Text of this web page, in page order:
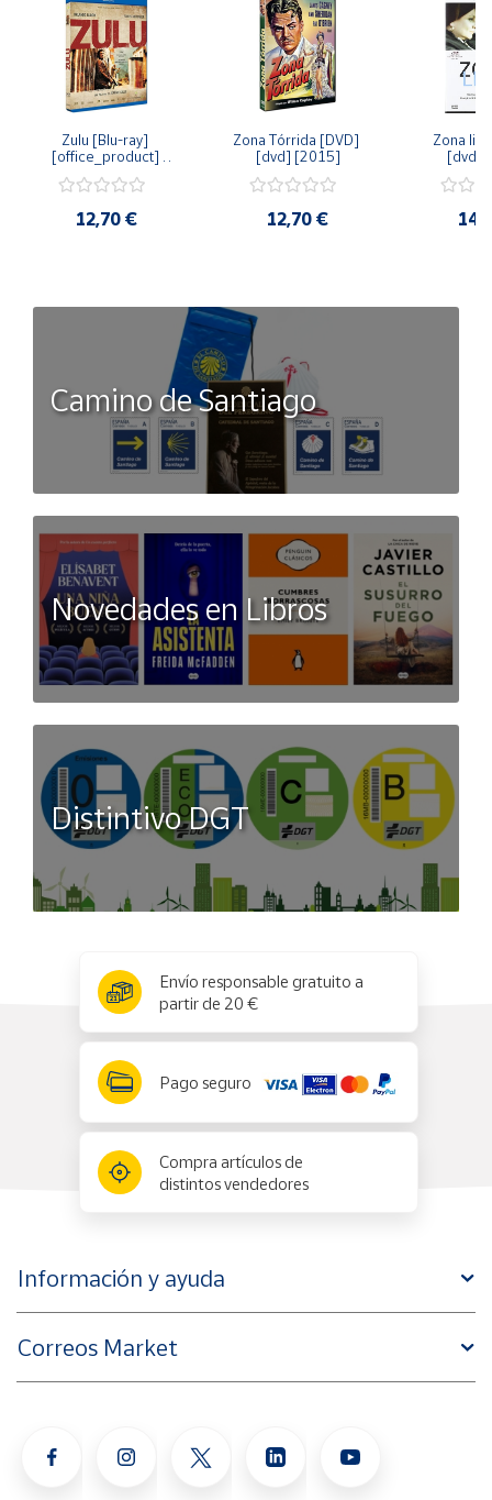
Zulu [Blu-ray]
[office_product]
12,70 €
Zona Tórrida [DVD]
[dvd] [2015]
12,70 €
Zona
[dvd]
Camino de Santiago
Novedades en Libros
Distintivo DGT
Envío responsable gratuito a
partir de 20 €
Pago seguro
Compra artículos de
distintos vendedores
Información y ayuda
Correos Market